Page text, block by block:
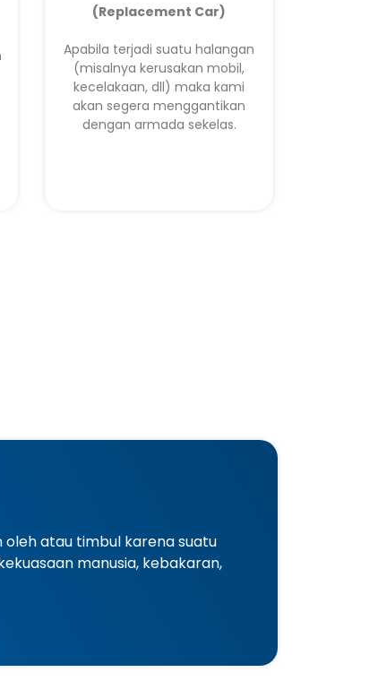
(Replacement Car)
Apabila terjadi suatu halangan
(misalnya kerusakan mobil,
kecelakaan, dll) maka kami
akan segera menggantikan
dengan armada sekelas.
atau timbul karena suatu
manusia, kebakaran,